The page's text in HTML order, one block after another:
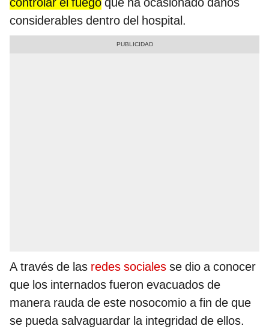
considerables dentro del hospital.
A través de las redes sociales se dio a conocer
que los internados fueron evacuados de
manera rauda de este nosocomio a fin de que
se pueda salvaguardar la integridad de ellos.